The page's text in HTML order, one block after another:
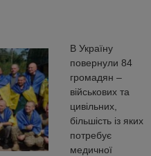
В Україну
повернули 84
громадян –
військових та
цивільних,
більшість із яких
потребує
медичної